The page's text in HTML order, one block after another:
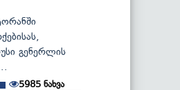
გენერლის
5985 ნახვა